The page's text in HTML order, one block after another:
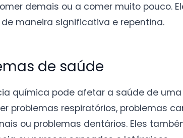
demais ou a comer muito pouco.
maneira significativa e repentina.
de saúde
química pode afetar a saúde de
problemas respiratórios, problemas
ou problemas dentários. Eles